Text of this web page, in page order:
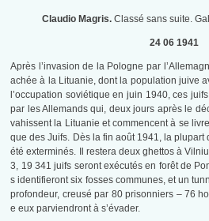
Claudio Magris. Classé sans suite.
24 06 1941
Après l’invasion de la Pologne par
achée à la Lituanie, dont la population juive
l’occupation soviétique en juin 1940, ces
par les Allemands qui, deux jours après le
vahissent la Lituanie et commencent à se
que des Juifs. Dès la fin août 1941, la
été exterminés. Il restera deux ghettos à
3, 19 341 juifs seront exécutés en forêt de
s identifieront six fosses communes, et un
profondeur, creusé par 80 prisonniers – 76
e eux parviendront à s’évader.